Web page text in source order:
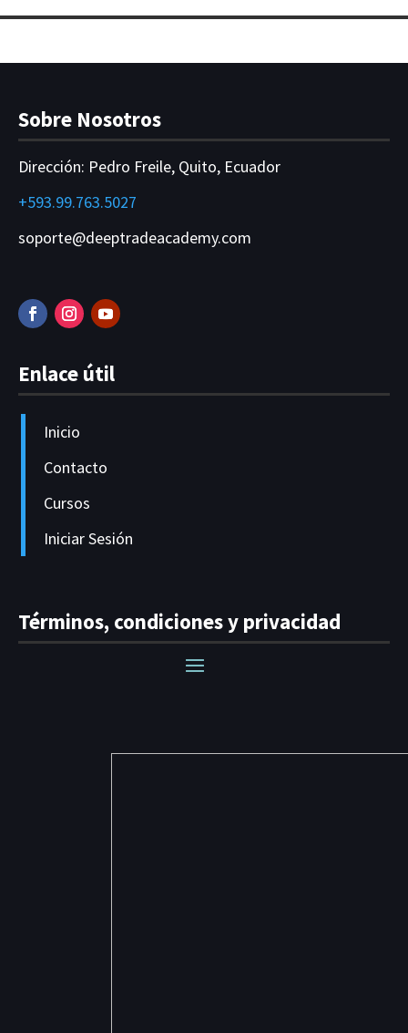
Sobre Nosotros
Dirección: Pedro Freile, Quito, Ecuador
+593.99.763.5027
soporte@deeptradeacademy.com
Enlace útil
Inicio
Contacto
Cursos
Iniciar Sesión
Términos, condiciones y privacidad